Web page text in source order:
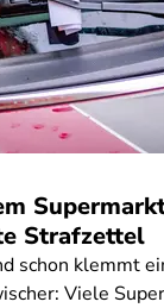
Strafzettel
schon klemmt
Viele